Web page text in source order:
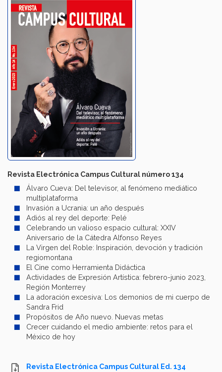
Revista Electrónica Campus Cultural número 134
Álvaro Cueva: Del televisor, al fenómeno mediático
multiplataforma
Invasión a Ucrania: un año después
Adiós al rey del deporte: Pelé
Celebrando un valioso espacio cultural: XXIV
Aniversario de la Cátedra Alfonso Reyes
La Virgen del Roble: Inspiración, devoción y tradición
regiomontana
El Cine como Herramienta Didáctica
Actividades de Expresión Artística: febrero-junio 2023,
Región Monterrey
La adoración excesiva: Los demonios de mi cuerpo de
Sandra Frid
Propósitos de Año nuevo. Nuevas metas
Crecer cuidando el medio ambiente: retos para el
México de hoy
Revista Electrónica Campus Cultural Ed. 134